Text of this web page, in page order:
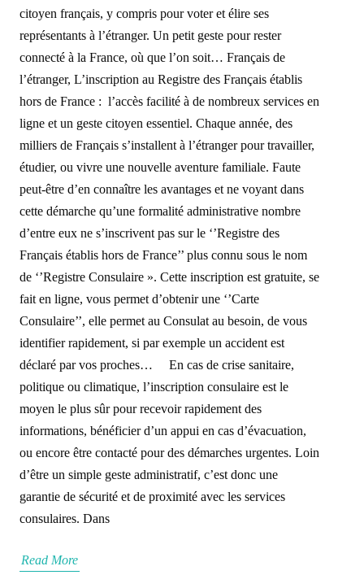
citoyen français, y compris pour voter et élire ses
représentants à l’étranger. Un petit geste pour rester
connecté à la France, où que l’on soit… Français de
l’étranger, L’inscription au Registre des Français établis
hors de France : l’accès facilité à de nombreux services en
ligne et un geste citoyen essentiel. Chaque année, des
milliers de Français s’installent à l’étranger pour travailler,
étudier, ou vivre une nouvelle aventure familiale. Faute
peut-être d’en connaître les avantages et ne voyant dans
cette démarche qu’une formalité administrative nombre
d’entre eux ne s’inscrivent pas sur le ‘’Registre des
Français établis hors de France’’ plus connu sous le nom
de ‘’Registre Consulaire ». Cette inscription est gratuite, se
fait en ligne, vous permet d’obtenir une ‘’Carte
Consulaire’’, elle permet au Consulat au besoin, de vous
identifier rapidement, si par exemple un accident est
déclaré par vos proches… En cas de crise sanitaire,
politique ou climatique, l’inscription consulaire est le
moyen le plus sûr pour recevoir rapidement des
informations, bénéficier d’un appui en cas d’évacuation,
ou encore être contacté pour des démarches urgentes. Loin
d’être un simple geste administratif, c’est donc une
garantie de sécurité et de proximité avec les services
consulaires. Dans
Read More